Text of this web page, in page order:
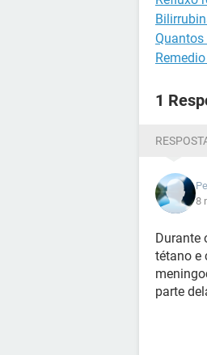
Quantos
1
8
Durante
tétano e
parte